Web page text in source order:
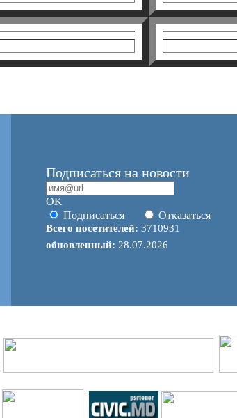
Подписаться на новости
OK
Подписаться
Отказаться
Всего посетителей: 3710931
обновленный: 28.07.2026